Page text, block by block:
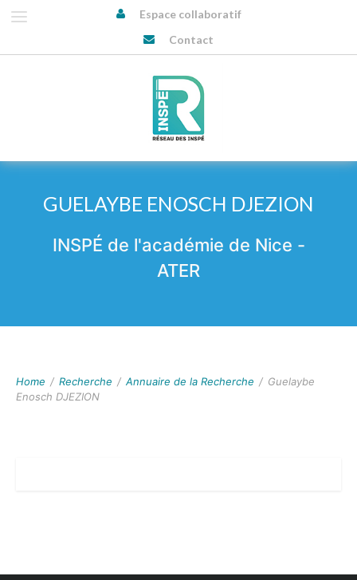
Espace collaboratif
Contact
GUELAYBE ENOSCH DJEZION
INSPÉ de l'académie de Nice -
ATER
Home / Recherche / Annuaire de la Recherche / Guelaybe
Enosch DJEZION